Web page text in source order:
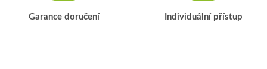
Garance doručení Individuální přístup